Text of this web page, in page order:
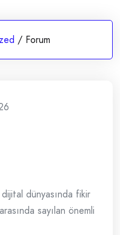
/ Forum
dünyasında fikir
sayılan önemli